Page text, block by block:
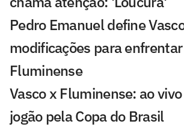
Pedro Emanuel define
modificações para
Fluminense
Vasco x Fluminense: ao
jogão pela Copa do Brasil